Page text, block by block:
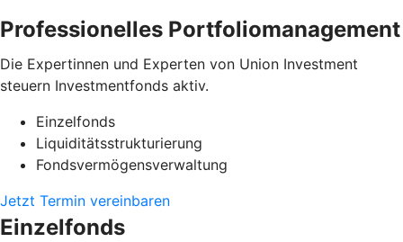
Professionelles Portfoliomanagement
Die Expertinnen und Experten von Union Investment
steuern Investmentfonds aktiv.
Einzelfonds
Liquiditätsstrukturierung
Fondsvermögensverwaltung
Jetzt Termin vereinbaren
Einzelfonds